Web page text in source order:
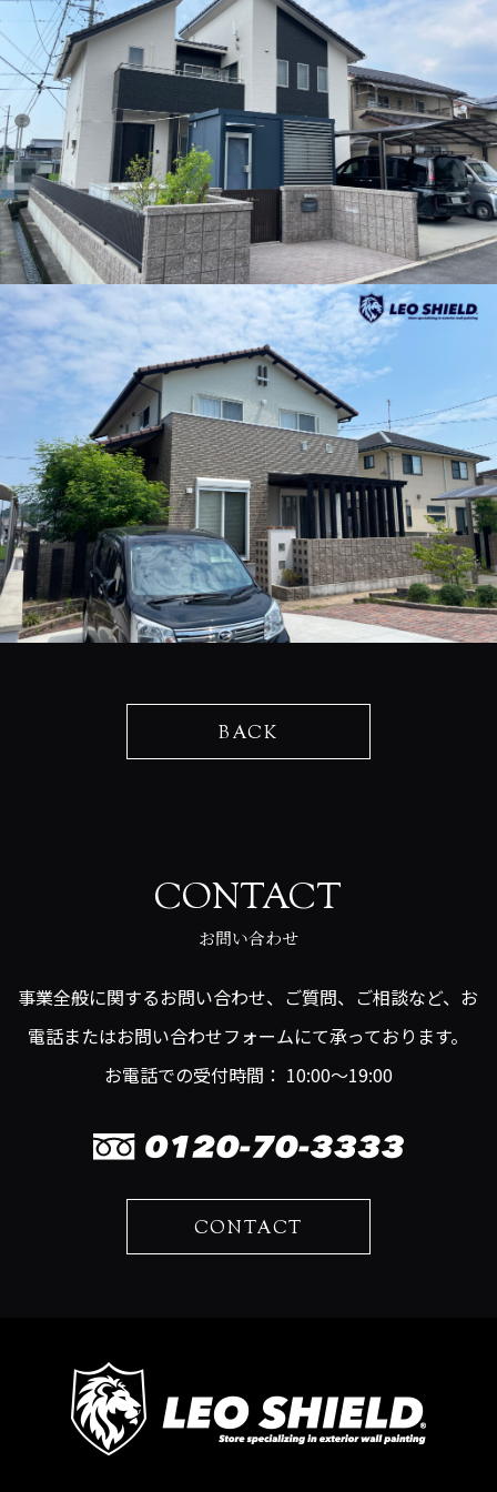
BACK
CONTACT
お問い合わせ
事業全般に関するお問い合わせ、ご質問、ご相談など、お
電話またはお問い合わせフォームにて承っております。
お電話での受付時間： 10:00～19:00
CONTACT